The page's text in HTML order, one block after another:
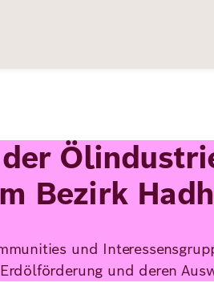
fördern
arbeiten
Bezirk
und
und deren